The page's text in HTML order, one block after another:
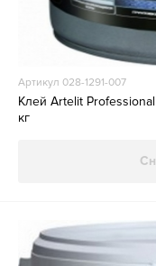
Артикул 028-1291-007
Клей Artelit
кг